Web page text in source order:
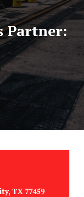
Partner:
TX 77459